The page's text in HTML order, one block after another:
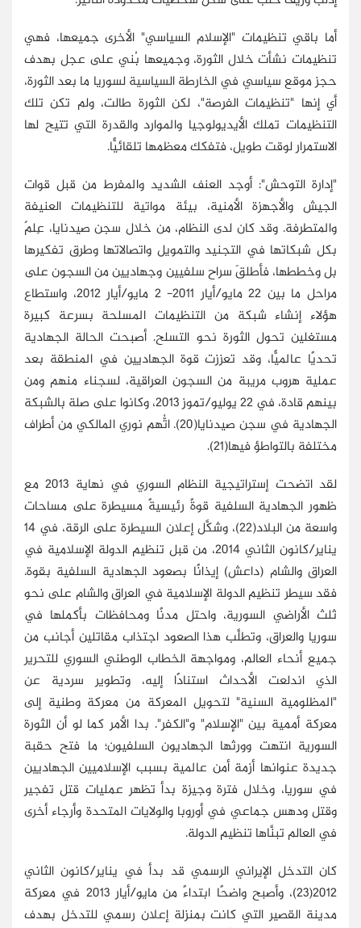
أما باقي تنظيمات "الإسلام السياسي" الأخرى جميعها، فهي
تنظيمات نشأت خلال الثورة، وجميعها بُني على عجل بهدف
حجز موقع سياسي في الخارطة السياسية لسوريا ما بعد الثورة،
أي إنها "تنظيمات الفرصة"، لكن الثورة طالت، ولم تكن تلك
التنظيمات تملك الأيديولوجيا والموارد والقدرة التي تتيح لها
الاستمرار لوقت طويل، فتفكك معظمها تلقائيًّا.
"إدارة التوحش": أوجد العنف الشديد والمفرط من قبل قوات
الجيش والأجهزة الأمنية، بيئة مواتية للتنظيمات العنيفة
والمتطرفة. وقد كان لدى النظام، من خلال سجن صيدنايا، عِلمٌ
بكل شبكاتها في التجنيد والتمويل واتصالاتها وطرق تفكيرها
بل وخططها، فأطلقَ سراح سلفيين وجهاديين من السجون على
مراحل ما بين 22 مايو/أيار 2011- 2 مايو/أيار 2012، واستطاع
هؤلاء إنشاء شبكة من التنظيمات المسلحة بسرعة كبيرة
مستغلين تحول الثورة نحو التسلح. أصبحت الحالة الجهادية
تحديًا عالميًّا، وقد تعززت قوة الجهاديين في المنطقة بعد
عملية هروب مريبة من السجون العراقية، لسجناء منهم ومن
بينهم قادة، في 22 يوليو/تموز 2013، وكانوا على صلة بالشبكة
الجهادية في سجن صيدنايا(20). اتُّهم نوري المالكي من أطراف
مختلفة بالتواطؤ فيها(21).
لقد اتضحت إستراتيجية النظام السوري في نهاية 2013 مع
ظهور الجهادية السلفية قوةً رئيسيةً مسيطرة على مساحات
واسعة من البلاد(22)، وشكَّل إعلان السيطرة على الرقة، في 14
يناير/كانون الثاني 2014، من قبل تنظيم الدولة الإسلامية في
العراق والشام (داعش) إيذانًا بصعود الجهادية السلفية بقوة.
فقد سيطر تنظيم الدولة الإسلامية في العراق والشام على نحو
ثلث الأراضي السورية، واحتل مدنًا ومحافظات بأكملها في
سوريا والعراق، وتطلَّب هذا الصعود اجتذاب مقاتلين أجانب من
جميع أنحاء العالم، ومواجهة الخطاب الوطني السوري للتحرير
الذي اندلعت الأحداث استنادًا إليه، وتطوير سردية عن
"المظلومية السنية" لتحويل المعركة من معركة وطنية إلى
معركة أممية بين "الإسلام" و"الكفر". بدا الأمر كما لو أن الثورة
السورية انتهت وورثها الجهاديون السلفيون؛ ما فتح حقبة
جديدة عنوانها أزمة أمن عالمية بسبب الإسلاميين الجهاديين
في سوريا، وخلال فترة وجيزة بدأ تظهر عمليات قتل تفجير
وقتل ودهس جماعي في أوروبا والولايات المتحدة وأرجاء أخرى
في العالم تبنَّاها تنظيم الدولة.
كان التدخل الإيراني الرسمي قد بدأ في يناير/كانون الثاني
2012(23)، وأصبح واضحًا ابتداءً من مايو/أيار 2013 في معركة
مدينة القصير التي كانت بمنزلة إعلان رسمي للتدخل بهدف